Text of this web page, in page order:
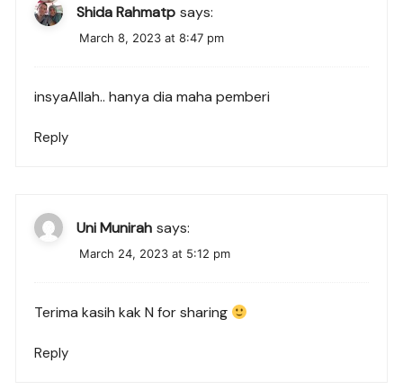
Shida Rahmatp says:
March 8, 2023 at 8:47 pm
insyaAllah.. hanya dia maha pemberi
Reply
Uni Munirah says:
March 24, 2023 at 5:12 pm
Terima kasih kak N for sharing
Reply